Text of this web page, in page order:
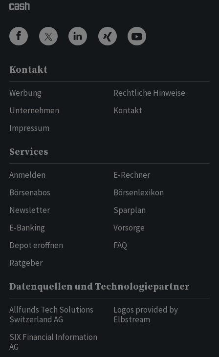
Kontakt
Werbung
Unternehmen
Impressum
Rechtliche Hinweise
Kontakt
Services
Anmelden
Börsenabos
Newsletter
E-Banking
Depot eröffnen
Ratgeber
E-Rechner
Börsenlexikon
Sparplan
Vorsorge
FAQ
Datenquellen und Technologiepartner
Allfunds Tech Solutions
Switzerland AG
SIX Financial Information
AG
Logos provided by
Elbstream